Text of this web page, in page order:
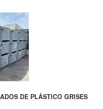
DE PLÁSTICO GRISES